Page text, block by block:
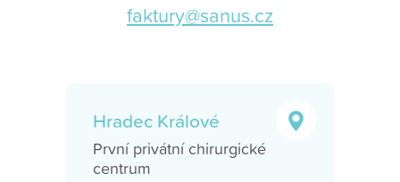
faktury@sanus.cz
Hradec Králové
První privátní chirurgické
centrum